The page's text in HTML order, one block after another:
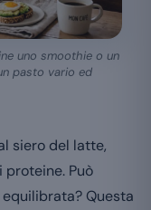
uno smoothie o un
pasto vario ed
siero del latte,
proteine. Può
Questa